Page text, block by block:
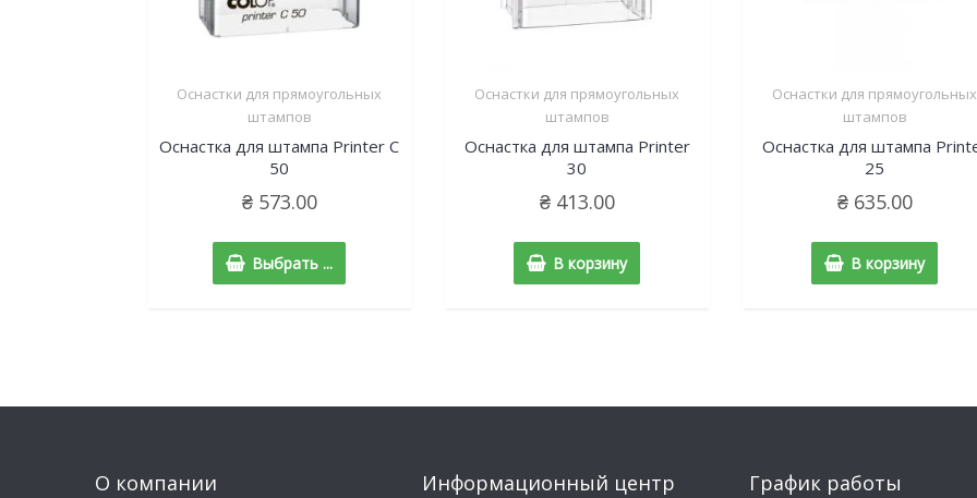
Оснастки для прямоугольных
штампов
Оснастка для штампа Printer C
50
₴573.00
Выбрать ...
Оснастки для прямоугольных
штампов
Оснастка для штампа Printer
30
₴413.00
В корзину
Оснастки для прямоугольных
штампов
Оснастка для штампа
25
₴635.00
В корзину
О компании Информационный центр График работы